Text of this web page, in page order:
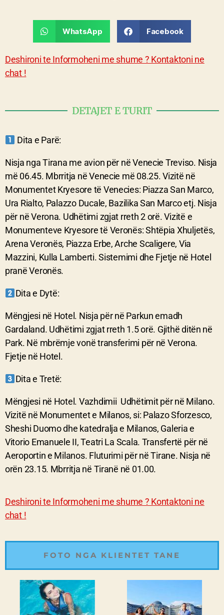
WhatsApp Facebook
Deshironi te Informoheni me shume ? Kontaktoni ne
chat !
DETAJET E TURIT
Dita e Parë:
Nisja nga Tirana me avion për në Venecie Treviso. Nisja
më 06.45. Mbrritja në Venecie më 08.25. Vizitë në
Monumentet Kryesore të Venecies: Piazza San Marco,
Ura Rialto, Palazzo Ducale, Bazilika San Marco etj. Nisja
për në Verona. Udhëtimi zgjat rreth 2 orë. Vizitë e
Monumenteve Kryesore të Veronës: Shtëpia Xhuljetës,
Arena Veronës, Piazza Erbe, Arche Scaligere, Via
Mazzini, Kulla Lamberti. Sistemimi dhe Fjetje në Hotel
pranë Veronës.
Dita e Dytë:
Mëngjesi në Hotel. Nisja për në Parkun emadh
Gardaland. Udhëtimi zgjat rreth 1.5 orë. Gjithë ditën në
Park. Në mbrëmje vonë transferimi për në Verona.
Fjetje në Hotel.
Dita e Tretë:
Mëngjesi në Hotel. Vazhdimii Udhëtimit për në Milano.
Vizitë në Monumentet e Milanos, si: Palazo Sforzesco,
Sheshi Duomo dhe katedralja e Milanos, Galeria e
Vitorio Emanuele II, Teatri La Scala. Transfertë për në
Aeroportin e Milanos. Fluturimi për në Tirane. Nisja në
orën 23.15. Mbrritja në Tiranë në 01.00.
Deshironi te Informoheni me shume ? Kontaktoni ne
chat !
FOTO NGA KLIENTET TANE